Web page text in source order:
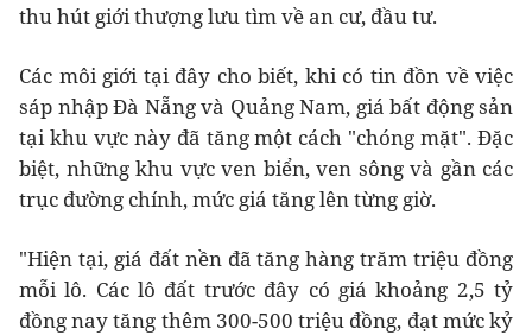
thu hút giới thượng lưu tìm về an cư, đầu tư.
Các môi giới tại đây cho biết, khi có tin đồn về việc
sáp nhập Đà Nẵng và Quảng Nam, giá bất động sản
tại khu vực này đã tăng một cách "chóng mặt". Đặc
biệt, những khu vực ven biển, ven sông và gần các
trục đường chính, mức giá tăng lên từng giờ.
"Hiện tại, giá đất nền đã tăng hàng trăm triệu đồng
mỗi lô. Các lô đất trước đây có giá khoảng 2,5 tỷ
đồng nay tăng thêm 300-500 triệu đồng, đạt mức kỷ